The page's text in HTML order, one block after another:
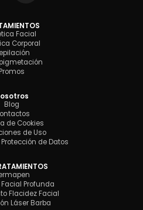
Facial
Corporal
Promos
Blog
de Cookies
de Uso
de Datos
Profunda
Flacidez Facial
Láser Barba